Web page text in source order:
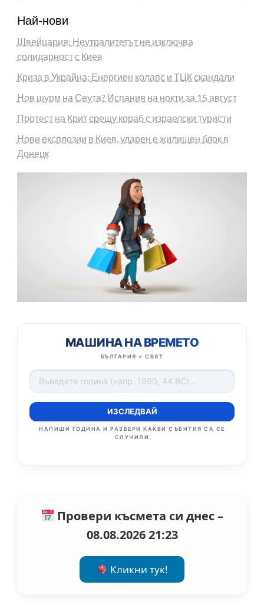
Най-нови
Швейцария: Неутралитетът не изключва
солидарност с Киев
Криза в Украйна: Енергиен колапс и ТЦК скандали
Нов щурм на Сеута? Испания на нокти за 15 август
Протест на Крит срещу кораб с израелски туристи
Нови експлозии в Киев, ударен е жилищен блок в
Донецк
МАШИНА НА ВРЕМЕТО
БЪЛГАРИЯ + СВЯТ
ИЗСЛЕДВАЙ
НАПИШИ ГОДИНА И РАЗБЕРИ КАКВИ СЪБИТИЯ СА СЕ
СЛУЧИЛИ
Провери късмета си днес –
08.08.2026 21:23
Кликни тук!